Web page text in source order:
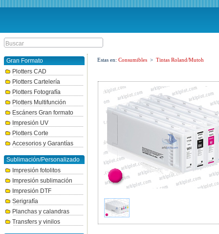
Gran Formato
Plotters CAD
Plotters Cartelería
Plotters Fotografía
Plotters Multifunción
Escáners Gran formato
Impresión UV
Plotters Corte
Accesorios y Garantías
Sublimación/Personalizado
Impresión fotolitos
Impresión sublimación
Impresión DTF
Serigrafía
Planchas y calandras
Transfers y vinilos
Estas en: Consumibles > Tintas Roland/Mutoh